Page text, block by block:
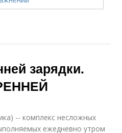
зарядки.
-- комплекс несложных
ежедневно утром